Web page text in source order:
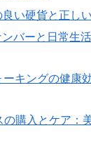
い硬貨と正し
バーと日常生
ーキングの健康
の購入とケア：